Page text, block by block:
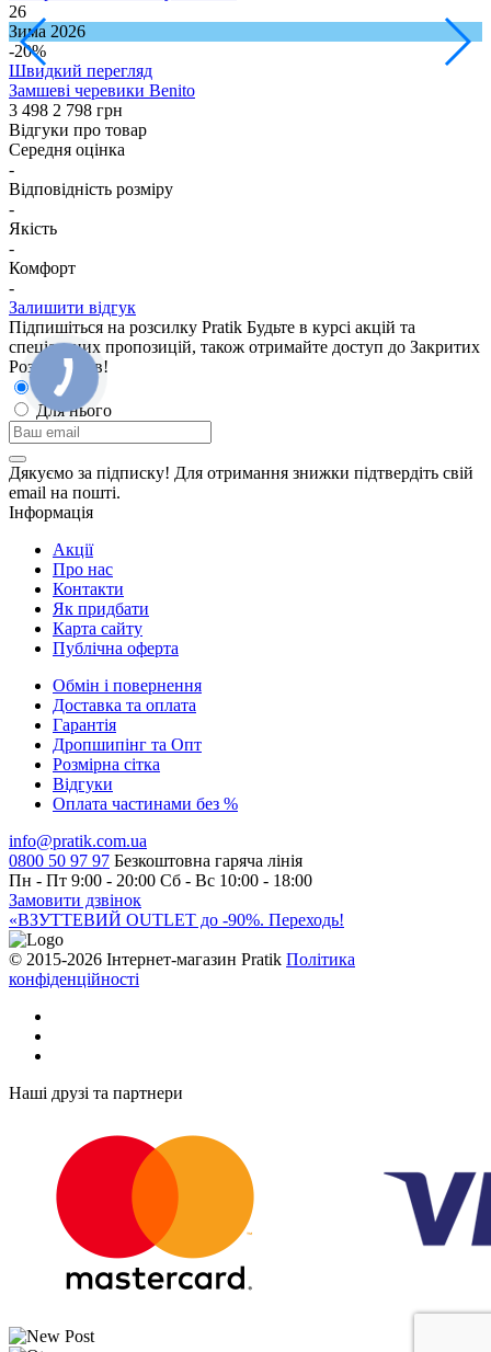
26
Зима 2026
-20%
Швидкий перегляд
Замшеві черевики Benito
3 498 2 798 грн
Відгуки про товар
Середня оцінка
-
Відповідність розміру
-
Якість
-
Комфорт
-
Залишити відгук
Підпишіться на розсилку Pratik Будьте в курсі акцій та
спеціальних пропозицій, також отримайте доступ до Закритих
Розпродажiв!
Для неї
Для нього
Дякуємо за підписку! Для отримання знижки підтвердіть свій
email на пошті.
Інформація
Акції
Про нас
Контакти
Як придбати
Карта сайту
Публiчна оферта
Обмін і повернення
Доставка та оплата
Гарантiя
Дропшипінг та Опт
Розмірна сітка
Відгуки
Оплата частинами без %
info@pratik.com.ua
0800 50 97 97 Безкоштовна гаряча лінія
Пн - Пт 9:00 - 20:00 Сб - Вс 10:00 - 18:00
Замовити дзвінок
«ВЗУТТЕВИЙ OUTLET до -90%. Переходь!
© 2015-2026 Інтернет-магазин Pratik Політика
конфіденційності
Наші друзі та партнери